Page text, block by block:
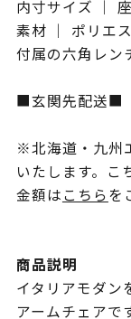
内寸サイズ ｜
素材 ｜ ポリエ
付属の六角レン
■玄関先配送■
※北海道・九州
いたします。こ
金額はこちらを
商品説明
イタリアモダン
アームチェアで